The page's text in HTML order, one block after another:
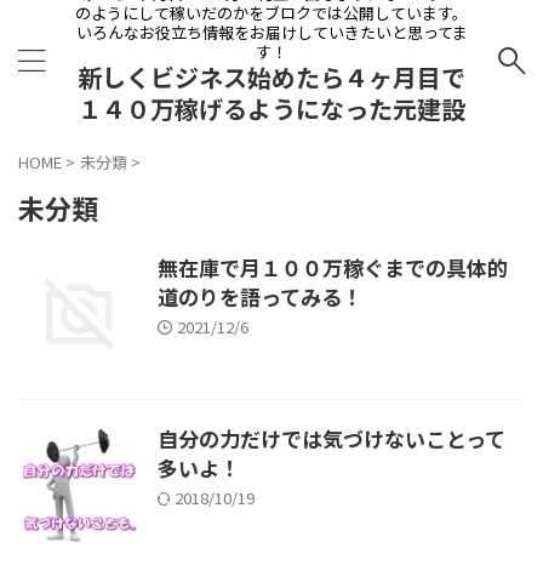
のようにして稼いだのかをブロクでは公開しています。
いろんなお役立ち情報をお届けしていきたいと思ってま
す！
新しくビジネス始めたら４ヶ月目で
１４０万稼げるようになった元建設
HOME > 未分類 >
未分類
無在庫で月１００万稼ぐまでの具体的
道のりを語ってみる！
2021/12/6
自分の力だけでは気づけないことって
多いよ！
2018/10/19